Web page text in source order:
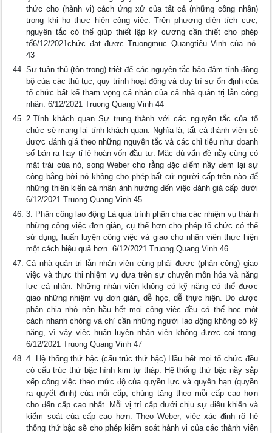
thức cho (hành vi) cách ứng xử của tất cả (những công nhân)
trong khi họ thực hiện công việc. Trên phương diện tích cực,
nguyên tắc có thể giúp thiết lập kỷ cương cần thiết cho phép
tổ6/12/2021chức đạt được Truongmục Quangtiêu Vinh của nó.
43
Sự tuân thủ (tôn trọng) triệt để các nguyên tắc bảo đảm tính đồng
bộ của các thủ tục, quy trình hoạt động và duy trì sự ổn định của
tổ chức bất kể tham vọng cá nhân của cả nhà quản trị lẫn công
nhân. 6/12/2021 Truong Quang Vinh 44
2.Tính khách quan Sự trung thành với các nguyên tắc của tổ
chức sẽ mang lại tính khách quan. Nghĩa là, tất cả thành viên sẽ
được đánh giá theo những nguyên tắc và các chỉ tiêu như doanh
số bán ra hay tỉ lệ hoàn vốn đầu tư. Mặc dù vấn đề nầy cũng có
mặt trái của nó, song Weber cho rằng đặc điểm nầy đem lại sự
công bằng bởi nó không cho phép bất cứ người cấp trên nào để
những thiên kiến cá nhân ảnh hưởng đến việc đánh giá cấp dưới
6/12/2021 Truong Quang Vinh 45
3. Phân công lao động Là quá trình phân chia các nhiệm vụ thành
những công việc đơn giản, cụ thể hơn cho phép tổ chức có thể
sử dụng, huấn luyện công việc và giao cho nhân viên thực hiện
một cách hiệu quả hơn. 6/12/2021 Truong Quang Vinh 46
Cả nhà quản trị lẫn nhân viên cũng phải được (phân công) giao
việc và thực thi nhiệm vụ dựa trên sự chuyên môn hóa và năng
lực cá nhân. Những nhân viên không có kỹ năng có thể được
giao những nhiệm vụ đơn giản, dễ học, dễ thực hiện. Do được
phân chia nhỏ nên hầu hết mọi công việc đều có thể học một
cách nhanh chóng và chỉ cần những người lao động không có kỹ
năng, vì vậy việc huấn luyện nhân viên không được coi trọng.
6/12/2021 Truong Quang Vinh 47
4. Hệ thống thứ bậc (cấu trúc thứ bậc) Hầu hết mọi tổ chức đều
có cấu trúc thứ bậc hình kim tự tháp. Hệ thống thứ bậc nầy sắp
xếp công việc theo mức độ của quyền lực và quyền hạn (quyền
ra quyết định) của mỗi cấp, chúng tăng theo mỗi cấp cao hơn
cho đến cấp cao nhất. Mỗi vị trí cấp dưới chịu sự điều khiển và
kiểm soát của cấp cao hơn. Theo Weber, việc xác định rõ hệ
thống thứ bậc sẽ cho phép kiểm soát hành vi của các thành viên